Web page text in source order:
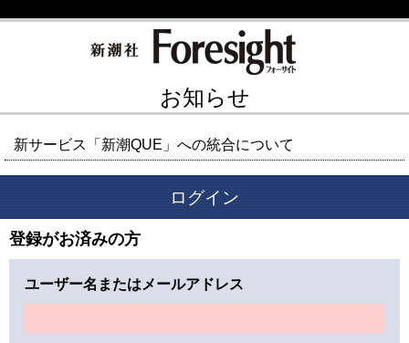
お知らせ
新サービス「新潮QUE」への統合について
ログイン
登録がお済みの方
ユーザー名またはメールアドレス